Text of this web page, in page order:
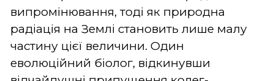
випромінювання, тоді як природна
радіація на Землі становить лише малу
частину цієї величини. Один
еволюційний біолог, відкинувши